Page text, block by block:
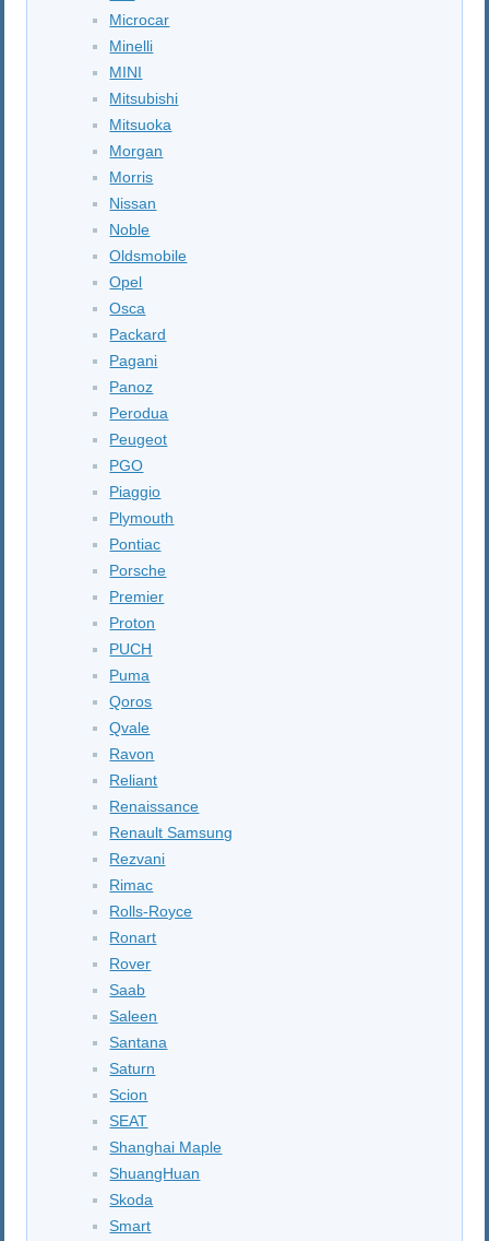
Microcar
Minelli
MINI
Mitsubishi
Mitsuoka
Morgan
Morris
Nissan
Noble
Oldsmobile
Opel
Osca
Packard
Pagani
Panoz
Perodua
Peugeot
PGO
Piaggio
Plymouth
Pontiac
Porsche
Premier
Proton
PUCH
Puma
Qoros
Qvale
Ravon
Reliant
Renaissance
Renault Samsung
Rezvani
Rimac
Rolls-Royce
Ronart
Rover
Saab
Saleen
Santana
Saturn
Scion
SEAT
Shanghai Maple
ShuangHuan
Skoda
Smart